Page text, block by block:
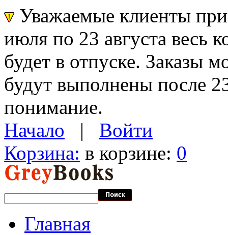
Уважаемые клиенты
июля по 23 августа весь
будет в отпуске. Заказы
будут выполнены после
понимание.
Начало | Войти
Корзина: в корзине: 0
Главная